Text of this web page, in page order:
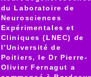
du Laboratoire de
Neurosciences
Expérimentales et
Cliniques (LNEC) de
l’Université de
Poitiers, le Dr Pierre-
Olivier Fernagut a